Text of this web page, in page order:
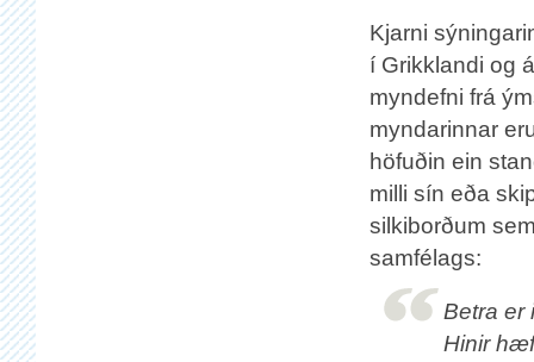
Kjarni
í Grikklandi og
myndefni frá
myndarinnar
höfuðin ein
milli sín eða
silkiborðum
samfélags:
Betra er
Hinir